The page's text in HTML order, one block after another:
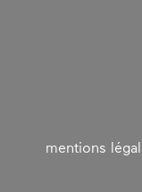
mentions